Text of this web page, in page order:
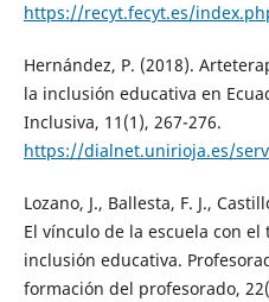
https://recyt.fecyt.es/
Hernández, P. (2018).
la inclusión educativa en
Inclusiva, 11(1), 267-276.
https://dialnet.unirioja.es/
Lozano, J., Ballesta, F. J.,
El vínculo de la escuela con
inclusión educativa.
formación del profesorado,